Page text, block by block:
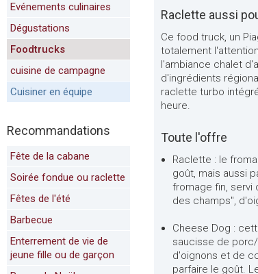
Evénements culinaires
Dégustations
Foodtrucks
cuisine de campagne
Cuisiner en équipe
Recommandations
Fête de la cabane
Soirée fondue ou raclette
Fêtes de l'été
Barbecue
Enterrement de vie de
jeune fille ou de garçon
Raclette aussi
Ce food truck, un
totalement
l'ambiance chalet
d'ingrédients
raclette turbo
heure.
Toute l'offre
Raclette : le
goût, mais aussi
fromage fin, servi
des champs",
Cheese Dog :
saucisse de
d'oignons et de
parfaire le goût.